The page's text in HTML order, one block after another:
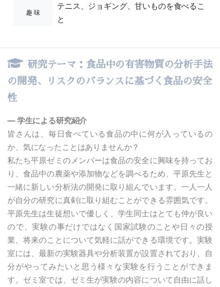
趣 味
テニス、ジョギング、甘いものを食べるこ
と
研究テーマ： 食品中の有害物質の分析手法
の開発、リスクのバランスに基づく食品の安全
性
― 学生による研究紹介
皆さんは、毎日食べている食品の中に何が入っているの
か、気になったことはありませんか？
私たち平原ゼミのメンバーは食品の安全に興味を持ってお
り、食品中の農薬や添加物などを調べるため、平原先生と
一緒に新しい分析法の開発に取り組んでいます。一人一人
が自分の研究に真剣に取り組むことができる雰囲気です。
平原先生は生徒想いで優しく、学生同士はとても仲が良い
ので、実験の事だけではなく国家試験のことや日々の授
業、将来のことについて気軽に話ができる環境です。実験
室には、最新の実験器具や分析装置が設置されており、自
分がやってみたいと思う様々な実験を行うことができま
す。ゼミ室では、ゼミ生が実験の内容について自由に話し